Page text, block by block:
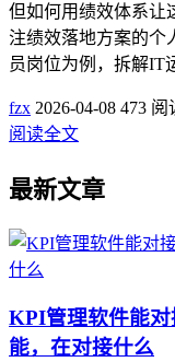
但如何用绩效体系让
注绩效落地方案的个
员岗位为例，拆解
fzx 2026-04-08 473 阅
阅读全文
最新文章
KPI管理软件能
能，在对接什么